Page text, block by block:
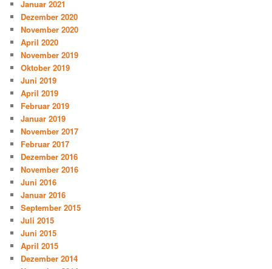
Januar 2021
Dezember 2020
November 2020
April 2020
November 2019
Oktober 2019
Juni 2019
April 2019
Februar 2019
Januar 2019
November 2017
Februar 2017
Dezember 2016
November 2016
Juni 2016
Januar 2016
September 2015
Juli 2015
Juni 2015
April 2015
Dezember 2014